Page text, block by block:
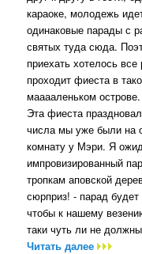
караоке, молодежь
одинаковые парады с
святых туда сюда.
приехать хотелось
проходит фиеста в
мааааленьком острове.
Эта фиеста
числа мы уже были на
комнату у Мэри. Я
импровизированный
тропкам аповской
сюрприз! - парад
чтобы к нашему
таки чуть ли не
Читать далее